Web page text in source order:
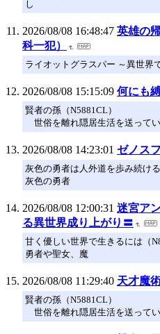
し
2026/08/08 16:48:47 英雄の
科一犯）
ライオットグラスパー ～異世界
2026/08/08 15:15:09 何にも
賢者の孫（N5881CL）
世俗を離れ隠居生活を送って
2026/08/08 14:23:01 ゼノス
灰色の勇者は人外道を歩み続ける
灰色の勇者
2026/08/08 12:00:31 迷宮ア
る異世界成り上がり〓
甘く優しい世界で生きるには（
勇者や聖女、魔
2026/08/08 11:29:40 天才魔
賢者の孫（N5881CL）
世俗を離れ隠居生活を送って